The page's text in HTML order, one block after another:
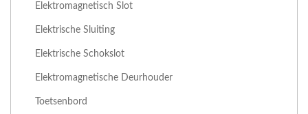
Elektromagnetisch Slot
Elektrische Sluiting
Elektrische Schokslot
Elektromagnetische Deurhouder
Toetsenbord